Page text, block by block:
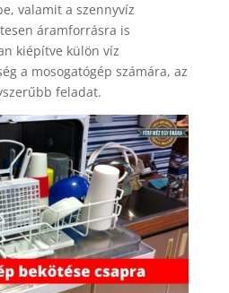
valamit a szennyvíz
áramforrásra is
kiépítve külön víz
a mosogatógép számára, az
feladat.